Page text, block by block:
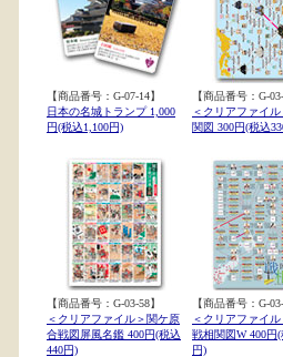
【商品番号：G-07-14】
日本の名城トランプ 1,000
円(税込1,100円)
【商品番号：G-
＜クリアファイ
関図 300円(税込
【商品番号：G-03-58】
＜クリアファイル＞関ケ原
合戦図屏風名鑑 400円(税込
440円)
【商品番号：G-
＜クリアファイ
戦相関図W 400円(
円)